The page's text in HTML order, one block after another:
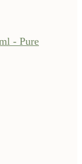
- Pure